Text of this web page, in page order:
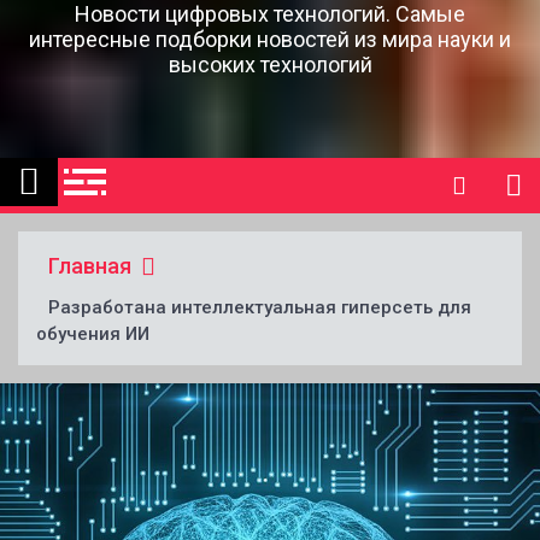
Новости цифровых технологий. Самые
интересные подборки новостей из мира науки и
высоких технологий
Главная
Разработана интеллектуальная гиперсеть для
обучения ИИ